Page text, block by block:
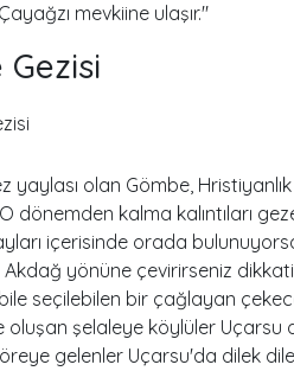
mevkiine ulaşır."
yaylası olan Gömbe,
O dönemden kalma kalıntıları
içerisinde orada
Akdağ yönüne çevirirseniz
seçilebilen bir çağlayan
oluşan şelaleye köylüler Uçarsu
gelenler Uçarsu'da dilek